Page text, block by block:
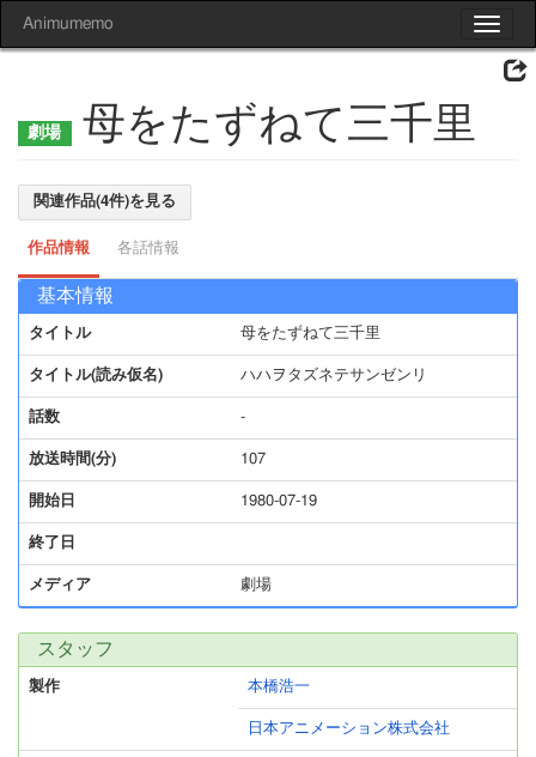
Toggle
Animumemo
母をたずねて三千里
関連作品(4件)を見る
作品情報 各話情報
基本情報
タイトル 母をたずねて三千里
タイトル(読み仮名) ハハヲタズネテサンゼンリ
話数 -
放送時間(分) 107
開始日 1980-07-19
終了日
メディア 劇場
スタッフ
製作 本橋浩一
日本アニメーション株式会社